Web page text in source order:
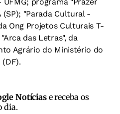
"Parada Cultural -
Ong Projetos Culturais T-
das Letras", da
Agrário do Ministério do
Notíciase receba os
dia.